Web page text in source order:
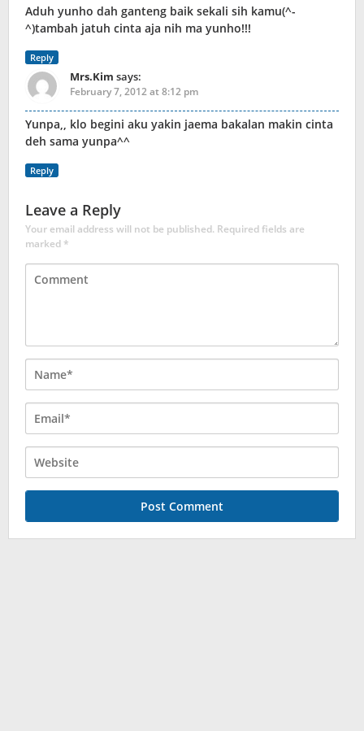
Aduh yunho dah ganteng baik sekali sih kamu(^-
^)tambah jatuh cinta aja nih ma yunho!!!
Reply
Mrs.Kim says:
February 7, 2012 at 8:12 pm
Yunpa,, klo begini aku yakin jaema bakalan makin cinta
deh sama yunpa^^
Reply
Leave a Reply
Your email address will not be published. Required fields are
marked*